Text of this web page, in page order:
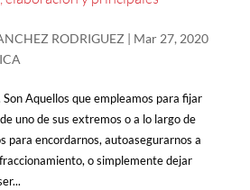
RODRIGUEZ| Mar 27, 2020
Aquellos que empleamos para fijar
uno de sus extremos o a lo largo de
para encordarnos, autoasegurarnos a
o simplemente dejar